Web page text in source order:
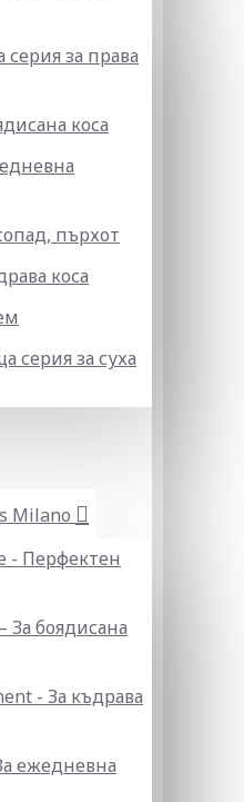
за права
коса
пърхот
коса
серия за суха
Milano
- Перфектен
За боядисана
- За къдрава
ежедневна